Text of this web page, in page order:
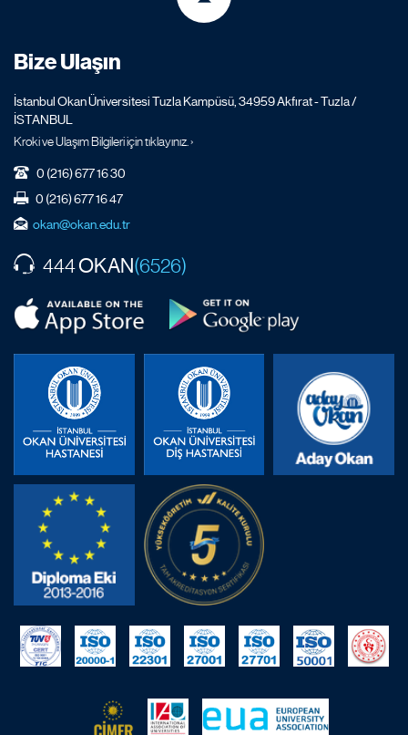
Bize Ulaşın
İstanbul Okan Üniversitesi Tuzla Kampüsü, 34959 Akfırat - Tuzla /
İSTANBUL
Kroki ve Ulaşım Bilgileri için tıklayınız. ›
0 (216) 677 16 30
0 (216) 677 16 47
okan@okan.edu.tr
444OKAN(6526)